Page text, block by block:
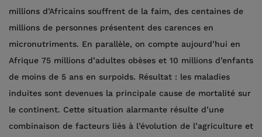
millions d’Africains souffrent de la faim, des centaines de
millions de personnes présentent des carences en
micronutriments. En parallèle, on compte aujourd’hui en
Afrique 75 millions d’adultes obèses et 10 millions d’enfants
de moins de 5 ans en surpoids. Résultat : les maladies
induites sont devenues la principale cause de mortalité sur
le continent. Cette situation alarmante résulte d’une
combinaison de facteurs liés à l’évolution de l’agriculture et